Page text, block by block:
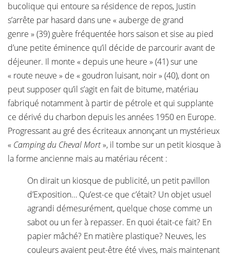
bucolique qui entoure sa résidence de repos, Justin
s’arrête par hasard dans une « auberge de grand
genre » (39) guère fréquentée hors saison et sise au pied
d’une petite éminence qu’il décide de parcourir avant de
déjeuner. Il monte « depuis une heure » (41) sur une
« route neuve » de « goudron luisant, noir » (40), dont on
peut supposer qu’il s’agit en fait de bitume, matériau
fabriqué notamment à partir de pétrole et qui supplante
ce dérivé du charbon depuis les années 1950 en Europe.
Progressant au gré des écriteaux annonçant un mystérieux
« Camping du Cheval Mort», il tombe sur un petit kiosque à
la forme ancienne mais au matériau récent :
On dirait un kiosque de publicité, un petit pavillon
d’Exposition… Qu’est-ce que c’était? Un objet usuel
agrandi démesurément, quelque chose comme un
sabot ou un fer à repasser. En quoi était-ce fait? En
papier mâché? En matière plastique? Neuves, les
couleurs avaient peut-être été vives, mais maintenant